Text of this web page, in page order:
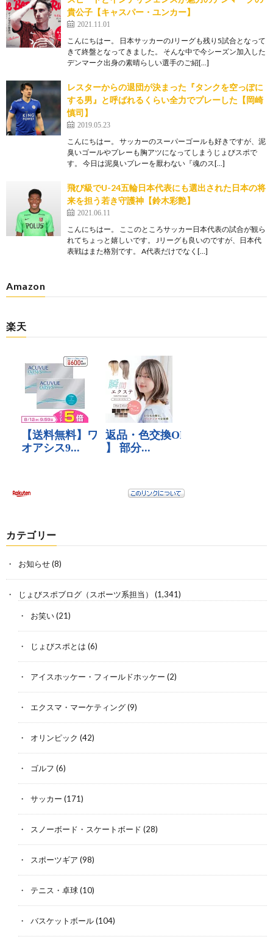
貴公子【キャスパー・ユンカー】
2021.11.01
こんにちはー。 日本サッカーのJリーグも残り5試合となって
きて終盤となってきました。 そんな中で今シーズン加入した
デンマーク出身の素晴らしい選手のご紹[…]
レスターからの退団が決まった『タンクを空っぽに
する男』と呼ばれるくらい全力でプレーした【岡崎
慎司】
2019.05.23
こんにちはー。 サッカーのスーパーゴールも好きですが、泥
臭いゴールやプレーも胸アツになってしまうじょびスポで
す。 今日は泥臭いプレーを厭わない『魂のス[…]
飛び級でU-24五輪日本代表にも選出された日本の将
来を担う若き守護神【鈴木彩艶】
2021.06.11
こんにちはー。 ここのところサッカー日本代表の試合が観ら
れてちょっと嬉しいです。 Jリーグも良いのですが、日本代
表戦はまた格別です。 A代表だけでなく[…]
Amazon
楽天
カテゴリー
お知らせ(8)
じょびスポブログ（スポーツ系担当） (1,341)
お笑い(21)
じょびスポとは (6)
アイスホッケー・フィールドホッケー (2)
エクスマ・マーケティング(9)
オリンピック (42)
ゴルフ (6)
サッカー (171)
スノーボード・スケートボード (28)
スポーツギア (98)
テニス・卓球(10)
バスケットボール(104)